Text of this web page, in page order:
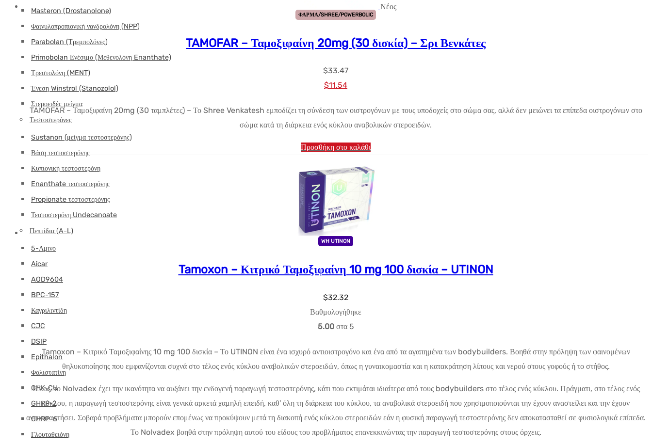
Masteron (Drostanolone)
Φαινυλοπροπιονική νανδρολόνη (NPP)
Parabolan (Τρεμπολόνες)
Primobolan Ενέσιμο (Μεθενολόνη Enanthate)
Τρεστολόνη (MENT)
Ένεση Winstrol (Stanozolol)
Στεροειδές μείγμα
Τεστοστερόνες
Sustanon (μείγμα τεστοστερόνης)
Βάση τεστοστερόνης
Κυπιονική τεστοστερόνη
Enanthate τεστοστερόνης
Propionate τεστοστερόνης
Τεστοστερόνη Undecanoate
Πεπτίδια (A-L)
5-Αμινο
Aicar
AOD9604
BPC-157
Καγριλιντίδη
CJC
DSIP
Epithalon
Φολιστατίνη
GHK-CU
GHRP-2
GHRP-6
Γλουταθειόνη
Νέος
ΦΑΡΜΑ/SHREE/POWERBOLIC
TAMOFAR – Ταμοξιφαίνη 20mg (30 δισκία) – Σρι Βενκάτες
$33.47
Αρχική
$33.47.
$11.54Η
τιμή
είναι:
$11.54.
TAMOFAR – Ταμοξιφαίνη 20mg (30 ταμπλέτες) – Το Shree Venkatesh εμποδίζει τη σύνδεση των οιστρογόνων με τους υποδοχείς στο σώμα σας, αλλά δεν μειώνει τα επίπεδα οιστρογόνων στο
σώμα κατά τη διάρκεια ενός κύκλου αναβολικών στεροειδών.
Προσθήκη στο καλάθι
WH UTINON
Tamoxon – Κιτρικό Ταμοξιφαίνη 10 mg 100 δισκία – UTINON
$32.32
Βαθμολογήθηκε
5.00στα 5
Tamoxon – Κιτρικό Ταμοξιφαίνης 10 mg 100 δισκία – Το UTINON είναι ένα ισχυρό αντιοιστρογόνο και ένα από τα αγαπημένα των bodybuilders. Βοηθά στην πρόληψη των φαινομένων
θηλυκοποίησης που εμφανίζονται συχνά στο τέλος ενός κύκλου αναβολικών στεροειδών, όπως η γυναικομαστία και η κατακράτηση λίπους και νερού στους γοφούς ή το στήθος.
Τέλος, το Nolvadex έχει την ικανότητα να αυξάνει την ενδογενή παραγωγή τεστοστερόνης, κάτι που εκτιμάται ιδιαίτερα από τους bodybuilders στο τέλος ενός κύκλου. Πράγματι, στο τέλος ενός
κύκλου, η παραγωγή τεστοστερόνης είναι γενικά αρκετά χαμηλή επειδή, καθ' όλη τη διάρκεια του κύκλου, τα αναβολικά στεροειδή που χρησιμοποιούνται την έχουν αναστείλει και την έχουν
αντικαταστήσει. Σοβαρά προβλήματα μπορούν επομένως να προκύψουν μετά τη διακοπή ενός κύκλου στεροειδών εάν η φυσική παραγωγή τεστοστερόνης δεν αποκατασταθεί σε φυσιολογικά επίπεδα.
Το Nolvadex βοηθά στην πρόληψη αυτού του είδους του προβλήματος επανεκκινώντας την παραγωγή τεστοστερόνης στους όρχεις.